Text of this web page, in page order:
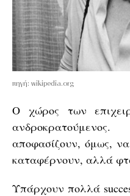
πηγή: wikipedia.org
Ο χώρος των
αποφασίζουν, όμως,
καταφέρνουν, αλλά
Υπάρχουν πολλά